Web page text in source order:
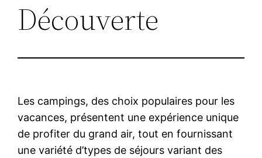
Découverte
Les campings, des choix populaires pour les
vacances, présentent une expérience unique
de profiter du grand air, tout en fournissant
une variété d’types de séjours variant des